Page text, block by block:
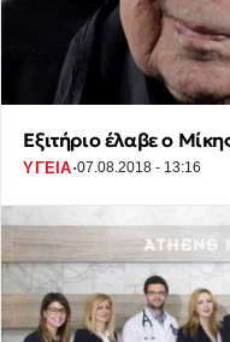
Εξιτήριο έλαβε ο
ΥΓΕΙΑ·07.08.2018 - 13:16